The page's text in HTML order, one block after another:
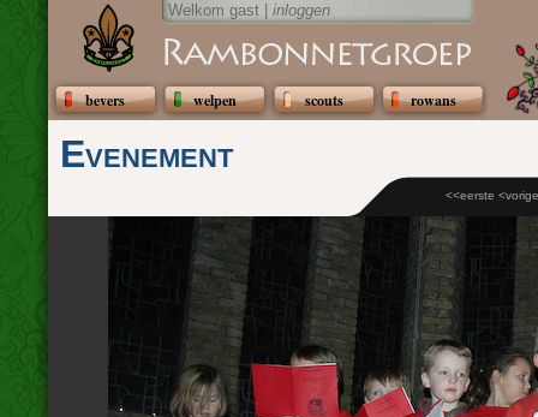
Welkom gast | inloggen
bevers welpen scouts rowans
Evenement
<<eerste <vorige